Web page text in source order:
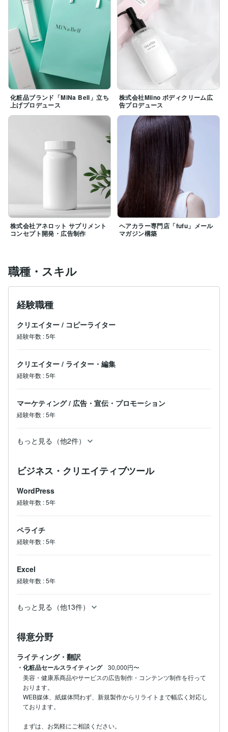
化粧品ブランド「MiNa Bell」立ち
上げプロデュース
株式会社Miino ボディクリーム広
告プロデュース
株式会社アネロット サプリメント
コンセプト開発・広告制作
ヘアカラー専門店「fufu」メール
マガジン構築
職種・スキル
経験職種
クリエイター / コピーライター
経験年数 :5年
クリエイター / ライター・編集
経験年数 :5年
マーケティング / 広告・宣伝・プロモーション
経験年数 :5年
もっと見る（他2件）
ビジネス・クリエイティブツール
WordPress
経験年数 :5年
ペライチ
経験年数 :5年
Excel
経験年数 :5年
もっと見る（他13件）
得意分野
ライティング・翻訳
・化粧品セールスライティング
30,000円〜
美容・健康系商品やサービスの広告制作・コンテンツ制作を行って
おります。
WEB媒体、紙媒体問わず、新規製作からリライトまで幅広く対応し
ております。
まずは、お気軽にご相談ください。